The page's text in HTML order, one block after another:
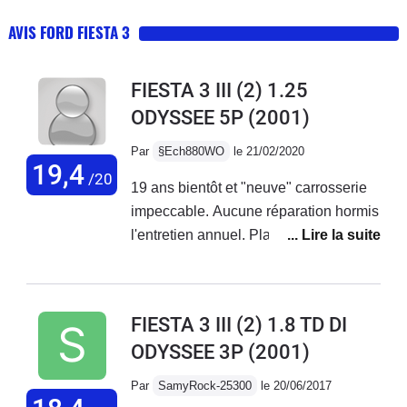
AVIS FORD FIESTA 3
19,4/20
FIESTA 3 III (2) 1.25
ODYSSEE 5P (2001)
Par §Ech880WO le 21/02/2020
19 ans bientôt et "neuve" carrosserie
impeccable. Aucune réparation hormis
l'entretien annuel. Plaquettes a
14 ans. Elle affiche 105000 km en 19
aucune remarque négative... une
voiture de qualité bravo Ford.Je ne la
FIESTA 3 III (2) 1.8 TD DI
ODYSSEE 3P (2001)
Par SamyRock-25300 le 20/06/2017